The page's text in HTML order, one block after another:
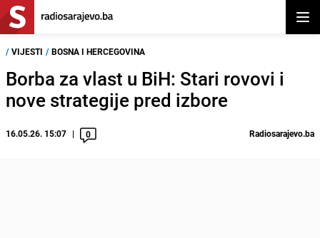
/ VIJESTI / BOSNA I HERCEGOVINA
Borba za vlast u BiH: Stari rovovi i
nove strategije pred izbore
16.05.26. 15:07 0 Radiosarajevo.ba